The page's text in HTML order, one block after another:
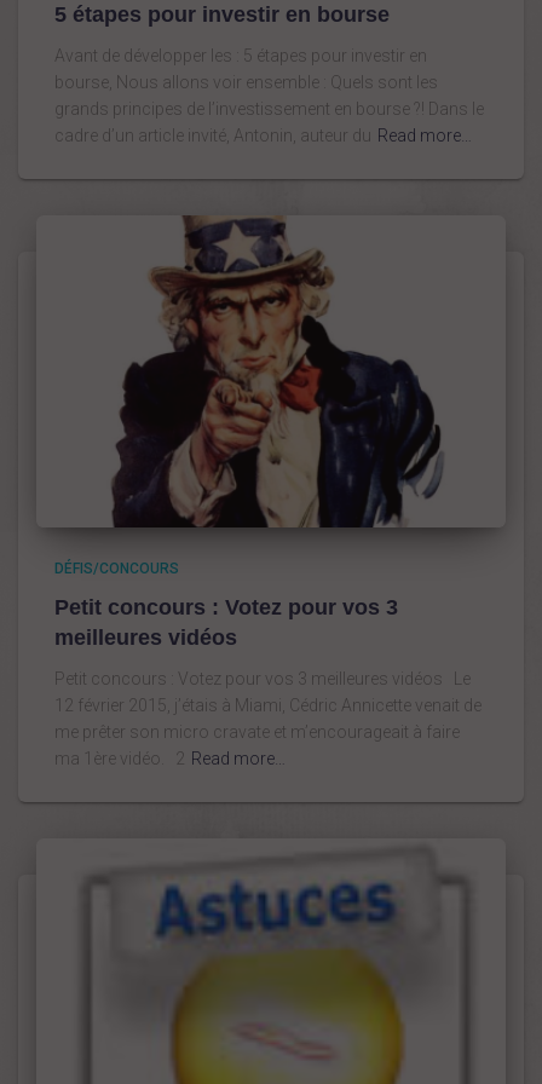
5 étapes pour investir en bourse
Avant de développer les : 5 étapes pour investir en
bourse, Nous allons voir ensemble : Quels sont les
grands principes de l’investissement en bourse ?! Dans le
cadre d’un article invité, Antonin, auteur du Read more…
DÉFIS/CONCOURS
Petit concours : Votez pour vos 3
meilleures vidéos
Petit concours : Votez pour vos 3 meilleures vidéos Le
12 février 2015, j’étais à Miami, Cédric Annicette venait de
me prêter son micro cravate et m’encourageait à faire
ma 1ère vidéo. 2 Read more…